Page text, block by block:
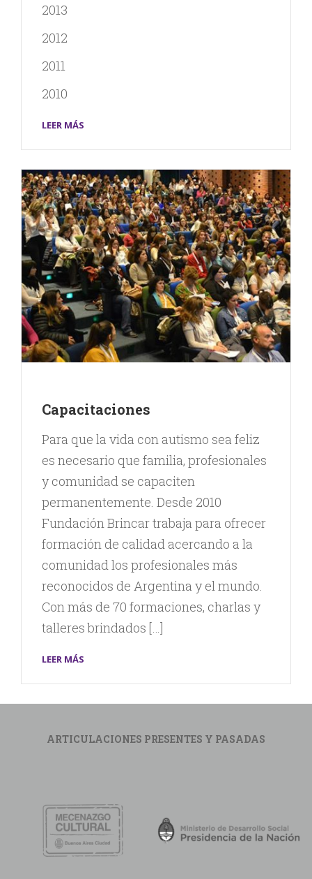
2013
2012
2011
2010
LEER MÁS
Capacitaciones
Para que la vida con autismo sea feliz
es necesario que familia, profesionales
y comunidad se capaciten
permanentemente. Desde 2010
Fundación Brincar trabaja para ofrecer
formación de calidad acercando a la
comunidad los profesionales más
reconocidos de Argentina y el mundo.
Con más de 70 formaciones, charlas y
talleres brindados […]
LEER MÁS
ARTICULACIONES PRESENTES Y PASADAS